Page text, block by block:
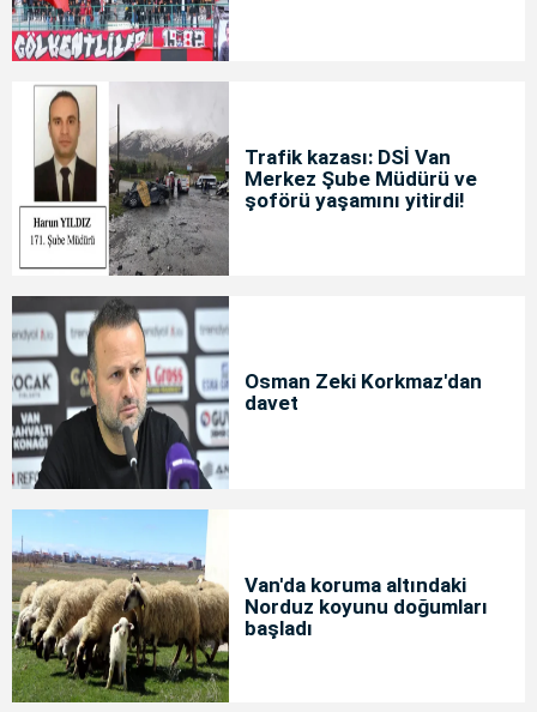
Trafik kazası: DSİ Van
Merkez Şube Müdürü ve
şoförü yaşamını yitirdi!
Osman Zeki Korkmaz'dan
davet
Van'da koruma altındaki
Norduz koyunu doğumları
başladı